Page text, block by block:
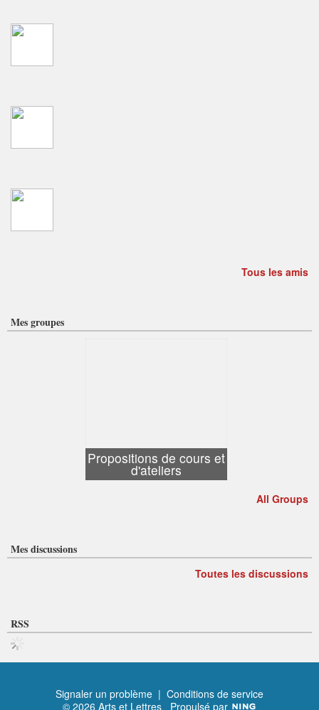
Tous les amis
Mes groupes
Propositions de cours et
d'ateliers
All Groups
Mes discussions
Toutes les discussions
RSS
Signaler un problème | Conditions de service
© 2026 Arts et Lettres Propulsé par